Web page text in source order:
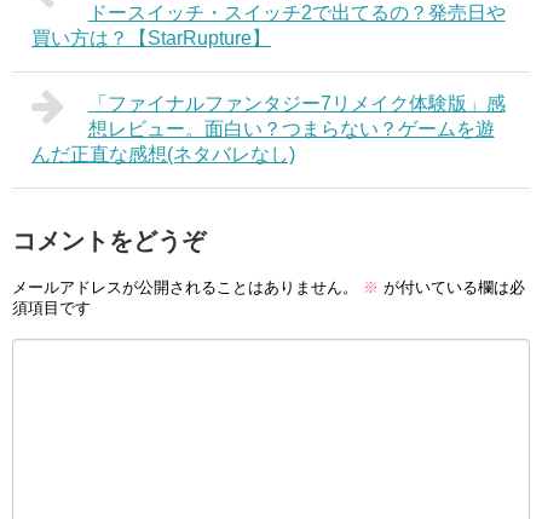
ドースイッチ・スイッチ2で出てるの？発売日や
買い方は？【StarRupture】
「ファイナルファンタジー7リメイク体験版」感
想レビュー。面白い？つまらない？ゲームを遊
んだ正直な感想(ネタバレなし)
コメントをどうぞ
メールアドレスが公開されることはありません。 ※ が付いている欄は必
須項目です